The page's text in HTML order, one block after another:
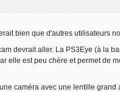
bien que d'autres utilisateurs
devrait aller. La PS3Eye (à la
elle est peu chère et permet de
caméra avec une lentille